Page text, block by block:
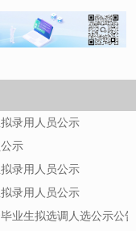
录用人员公示
示
录用人员公示
录用人员公示
业生拟选调人选公示公告